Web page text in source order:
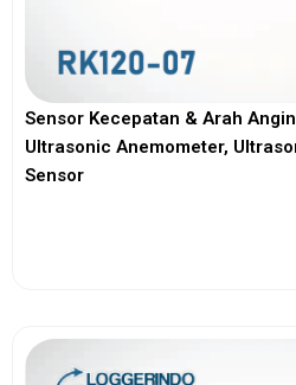
Sensor Kecepatan & Arah
Ultrasonic Anemometer,
Sensor